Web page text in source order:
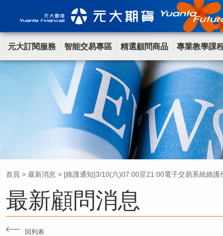
元大訂閱服務 智能交易專區 精選顧問商品 專業教學課
首頁 > 最新消息 > [維護通知]3/10(六)07:00至21:00電子交易系統維護
最新顧問消息
回列表